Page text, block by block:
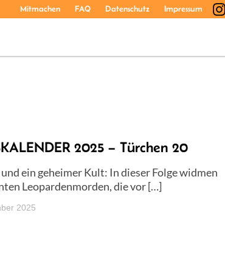
Mitmachen FAQ Datenschutz Impressum
2025 – Türchen 20
ein geheimer Kult: In dieser Folge widmen
Leopardenmorden, die vor […]
2025